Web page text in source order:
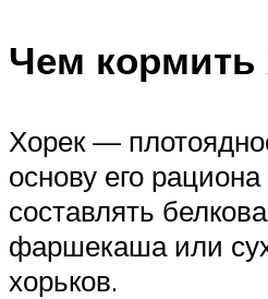
Чем кормить
Хорек —
основу его
составлять
фаршекаша или
хорьков.